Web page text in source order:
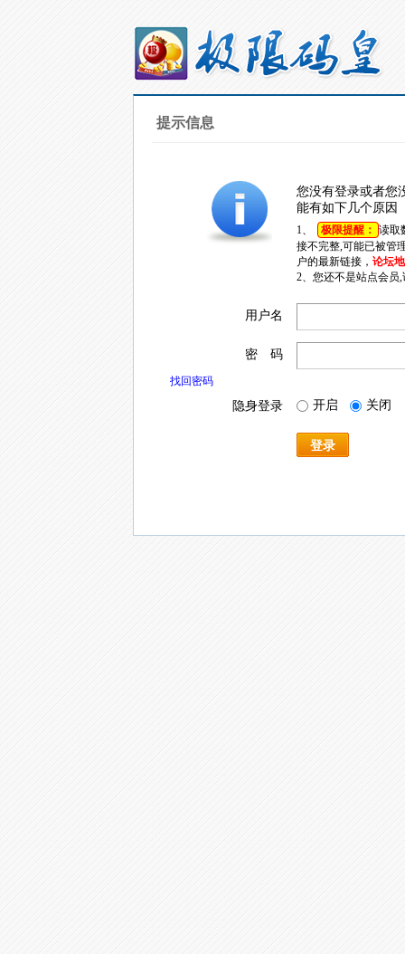
提示信息
您没有登录或者您
能有如下几个原因
1、 极限提醒： 读取
接不完整,可能已被管
户的最新链接， 论坛
2、您还不是站点会员
用户名
密 码
找回密码
隐身登录 开启 关闭
登录